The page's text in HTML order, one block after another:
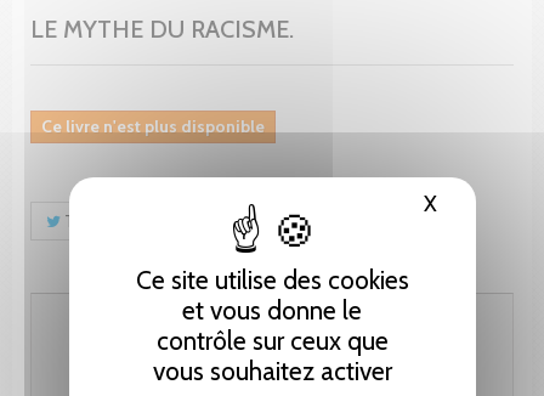
Ce site utilise des cookies
et vous donne le
contrôle sur ceux que
vous souhaitez activer
XMasquer
LE MYTHE DU RACISME.
Ce livre n'est plus disponible
Tweet Pinterest
41.05 CHF